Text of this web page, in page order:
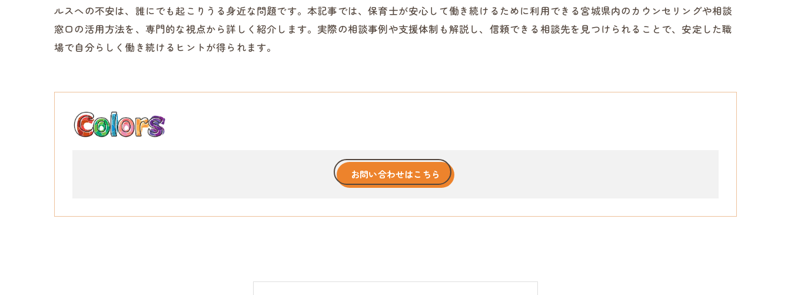
ルスへの不安は、誰にでも起こりうる身近な問題です。本記事では、保育士が安心して働き続けるために利用できる宮城県内のカウンセリングや相談
窓口の活用方法を、専門的な視点から詳しく紹介します。実際の相談事例や支援体制も解説し、信頼できる相談先を見つけられることで、安定した職
場で自分らしく働き続けるヒントが得られます。
お問い合わせはこちら